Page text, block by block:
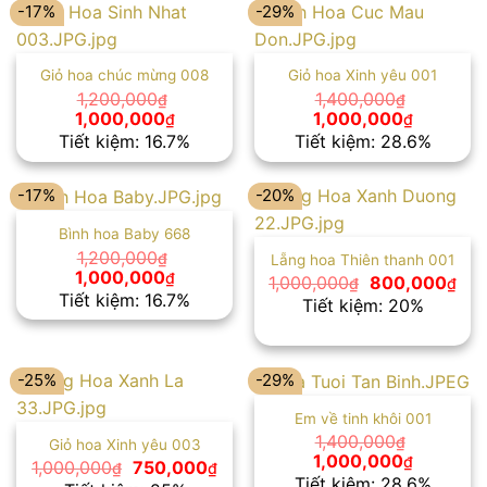
-17%
Giỏ hoa chúc mừng 008
1,200,000₫
Giá
gốc
là:
1,200,000₫.
1,000,000₫Giá
hiện
tại
là:
1,000,000₫.
Tiết kiệm: 16.7%
-29%
Giỏ hoa Xinh yêu 001
1,400,000₫
Giá
gốc
là:
1,400,000₫.
1,000,000₫Giá
hiện
tại
là:
Tiết kiệm: 28.6%
-17%
Bình hoa Baby 668
1,200,000₫
Giá
gốc
là:
1,200,000₫.
1,000,000₫Giá
hiện
tại
là:
1,000,000₫.
Tiết kiệm: 16.7%
-20%
Lẵng hoa Thiên thanh 001
1,000,000₫ Giá
gốc
là:
800,000₫Giá
là:
Tiết kiệm: 20%
-25%
Giỏ hoa Xinh yêu 003
1,000,000₫ Giá
gốc
750,000₫Giá
hiện
-29%
Em về tinh khôi 001
1,400,000₫
Giá
gốc
1,000,000₫Giá
hiện